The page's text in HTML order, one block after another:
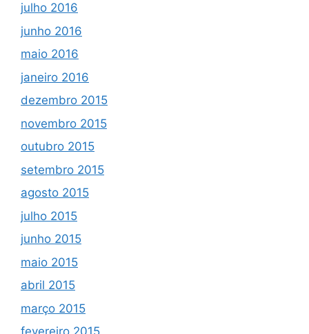
julho 2016
junho 2016
maio 2016
janeiro 2016
dezembro 2015
novembro 2015
outubro 2015
setembro 2015
agosto 2015
julho 2015
junho 2015
maio 2015
abril 2015
março 2015